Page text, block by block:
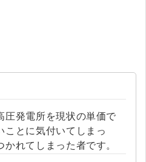
圧発電所を現状の単価で
ことに気付いてしまっ
れてしまった者です。